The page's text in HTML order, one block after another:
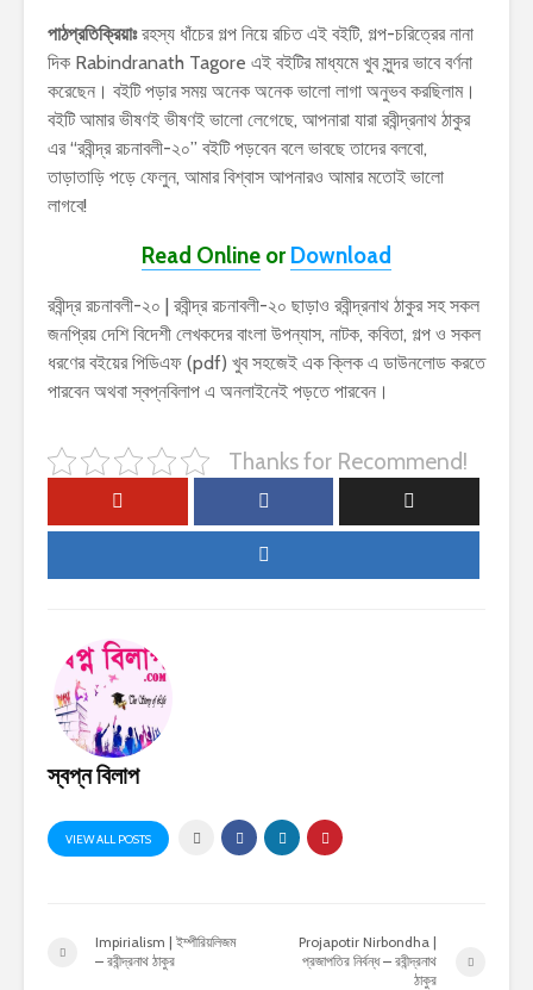
পাঠপ্রতিক্রিয়াঃরহস্য ধাঁচের গল্প নিয়ে রচিত এই বইটি, গল্প-চরিত্রের নানা
দিক Rabindranath Tagore এই বইটির মাধ্যমে খুব সুন্দর ভাবে বর্ণনা
করেছেন। বইটি পড়ার সময় অনেক অনেক ভালো লাগা অনুভব করছিলাম।
বইটি আমার ভীষণই ভীষণই ভালো লেগেছে, আপনারা যারা রবীন্দ্রনাথ ঠাকুর
এর “রবীন্দ্র রচনাবলী-২০” বইটি পড়বেন বলে ভাবছে তাদের বলবো,
তাড়াতাড়ি পড়ে ফেলুন, আমার বিশ্বাস আপনারও আমার মতোই ভালো
লাগবে!
Read Online or Download
রবীন্দ্র রচনাবলী-২০ | রবীন্দ্র রচনাবলী-২০ ছাড়াও রবীন্দ্রনাথ ঠাকুর সহ সকল
জনপ্রিয় দেশি বিদেশী লেখকদের বাংলা উপন্যাস, নাটক, কবিতা, গল্প ও সকল
ধরণের বইয়ের পিডিএফ (pdf) খুব সহজেই এক ক্লিক এ ডাউনলোড করতে
পারবেন অথবা স্বপ্নবিলাপ এ অনলাইনেই পড়তে পারবেন।
Thanks for Recommend!
স্বপ্ন বিলাপ
VIEW ALL POSTS
Impirialism | ইম্পীরিয়লিজম
– রবীন্দ্রনাথ ঠাকুর
Projapotir Nirbondha |
প্রজাপতির নির্বন্ধ – রবীন্দ্রনাথ
ঠাকুর